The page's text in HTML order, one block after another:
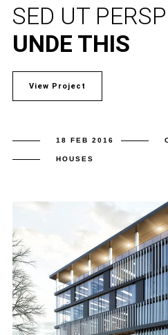
SED UT
UNDE THIS
View Project
18 FEB 2016
HOUSES